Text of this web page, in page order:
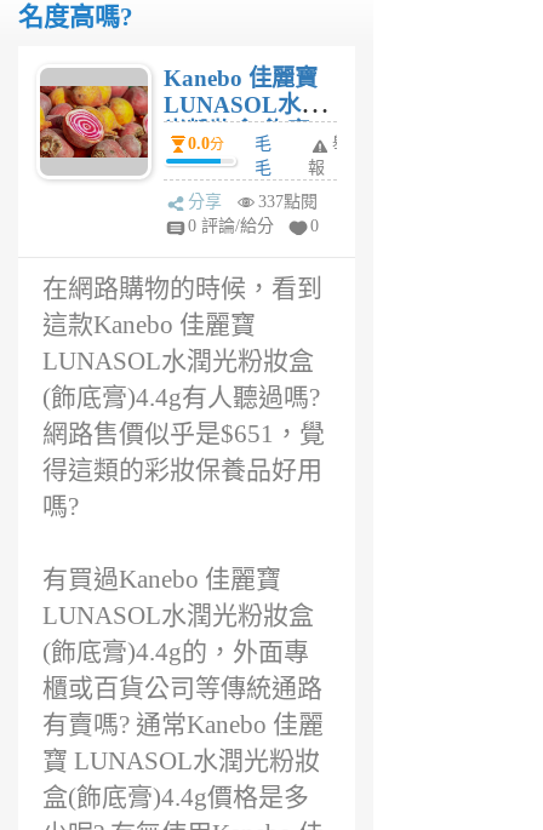
名度高嗎?
Kanebo 佳麗寶
LUNASOL水潤
光粉妝盒(飾底
膏)4.4g評價及知
名度高嗎?
0.0分
毛
毛
妹
1
舉
報
分享
337點閱
0 評論/給分
0
在網路購物的時候，看到
這款Kanebo 佳麗寶
LUNASOL水潤光粉妝盒
(飾底膏)4.4g有人聽過嗎?
網路售價似乎是$651，覺
得這類的彩妝保養品好用
嗎?
有買過Kanebo 佳麗寶
LUNASOL水潤光粉妝盒
(飾底膏)4.4g的，外面專
櫃或百貨公司等傳統通路
有賣嗎? 通常Kanebo 佳麗
寶 LUNASOL水潤光粉妝
盒(飾底膏)4.4g價格是多